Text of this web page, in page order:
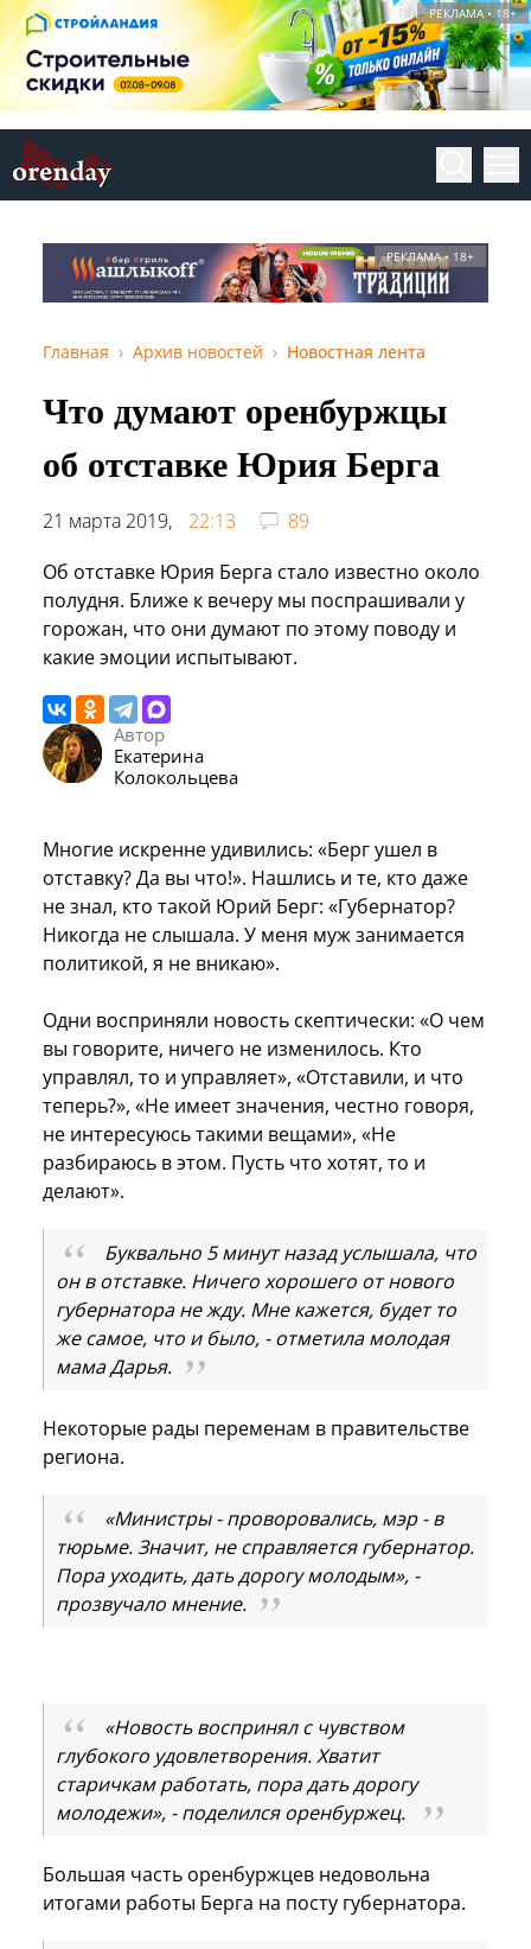
РЕКЛАМА • 18+
РЕКЛАМА • 18+
Главная Архив новостей Новостная лента
Что думают оренбуржцы
об отставке Юрия Берга
21 марта 2019, 22:13
89
Об отставке Юрия Берга стало известно около
полудня. Ближе к вечеру мы поспрашивали у
горожан, что они думают по этому поводу и
какие эмоции испытывают.
Автор
Екатерина
Колокольцева
Многие искренне удивились: «Берг ушел в
отставку? Да вы что!». Нашлись и те, кто даже
не знал, кто такой Юрий Берг: «Губернатор?
Никогда не слышала. У меня муж занимается
политикой, я не вникаю».
Одни восприняли новость скептически: «О чем
вы говорите, ничего не изменилось. Кто
управлял, то и управляет», «Отставили, и что
теперь?», «Не имеет значения, честно говоря,
не интересуюсь такими вещами», «Не
разбираюсь в этом. Пусть что хотят, то и
делают».
Буквально 5 минут назад услышала, что
он в отставке. Ничего хорошего от нового
губернатора не жду. Мне кажется, будет то
же самое, что и было, - отметила молодая
мама Дарья.
Некоторые рады переменам в правительстве
региона.
«Министры - проворовались, мэр - в
тюрьме. Значит, не справляется губернатор.
Пора уходить, дать дорогу молодым», -
прозвучало мнение.
«Новость воспринял с чувством
глубокого удовлетворения. Хватит
старичкам работать, пора дать дорогу
молодежи», - поделился оренбуржец.
Большая часть оренбуржцев недовольна
итогами работы Берга на посту губернатора.